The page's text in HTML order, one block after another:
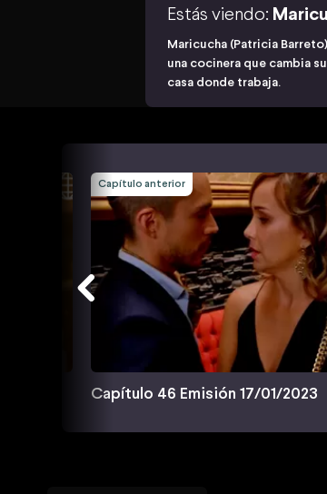
Estás viendo:
Maricucha (Patricia
una cocinera que cambia
casa donde trabaja.
Capítulo anterior
Capítulo 46 Emisión 17/01/2023